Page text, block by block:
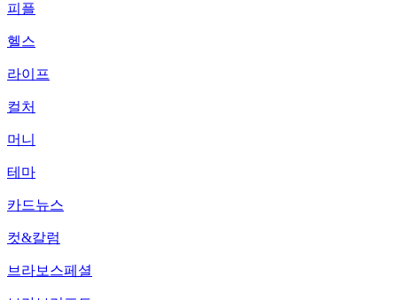
피플
헬스
라이프
컬처
머니
테마
카드뉴스
컷&칼럼
브라보스페셜